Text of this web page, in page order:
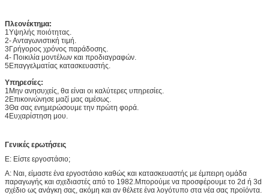
Πλεονέκτημα:
1Υψηλής ποιότητας.
2- Ανταγωνιστική τιμή.
3Γρήγορος χρόνος παράδοσης.
4- Ποικιλία μοντέλων και προδιαγραφών.
5Επαγγελματίας κατασκευαστής.
Υπηρεσίες:
1Μην ανησυχείς, θα είναι οι καλύτερες υπηρεσίες.
2Επικοινώνησε μαζί μας αμέσως.
3Θα σας ενημερώσουμε την πρώτη φορά.
4Ευχαρίστηση μου.
Γενικές ερωτήσεις
Ε: Είστε εργοστάσιο;
Α: Ναι, είμαστε ένα εργοστάσιο καθώς και κατασκευαστής με έμπειρη ομάδα
παραγωγής και σχεδιαστές από το 1982.Μπορούμε να προσφέρουμε το 2d ή 3d
σχέδιο ως ανάγκη σας, ακόμη και αν θέλετε ένα λογότυπο στα νέα σας προϊόντα.